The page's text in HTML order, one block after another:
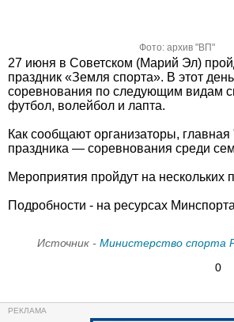
Фото: архив "ВП"
27 июня в Советском (Марий Эл)
праздник «Земля спорта». В этот
соревнования по следующим видам
футбол, волейбол и лапта.
Как сообщают организаторы,
праздника — соревнования среди
Мероприятия пройдут на нескольких
Подробности - на ресурсах
Источник - Министерство спорта
0